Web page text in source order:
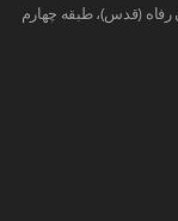
رفاه (قدس)، طبقه چهارم